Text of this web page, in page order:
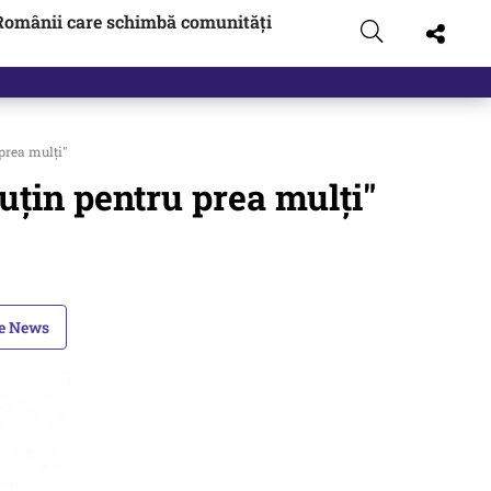
care schimbă comunități
mulți"
pentru prea mulți"
News